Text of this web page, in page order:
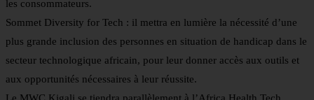
les consommateurs.
Sommet Diversity for Tech : il mettra en lumière la nécessité d’une
plus grande inclusion des personnes en situation de handicap dans le
secteur technologique africain, pour leur donner accès aux outils et
aux opportunités nécessaires à leur réussite.